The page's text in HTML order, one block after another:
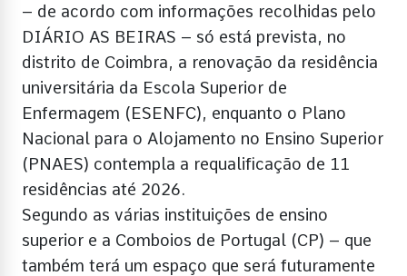
– de acordo com informações recolhidas pelo
DIÁRIO AS BEIRAS – só está prevista, no
distrito de Coimbra, a renovação da residência
universitária da Escola Superior de
Enfermagem (ESENFC), enquanto o Plano
Nacional para o Alojamento no Ensino Superior
(PNAES) contempla a requalificação de 11
residências até 2026.
Segundo as várias instituições de ensino
superior e a Comboios de Portugal (CP) – que
também terá um espaço que será futuramente